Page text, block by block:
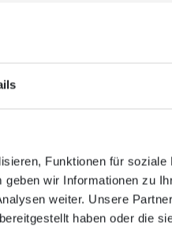
Funktionen für soziale
wir Informationen zu
weiter. Unsere
haben oder die